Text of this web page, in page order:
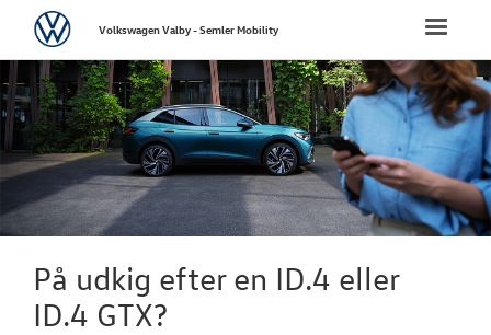
FORSIDE
NYE
Bestil
Byg din
Toggle
VolkswagenVolkswagen Valby - Semler Mobility
På udkig efter en ID.4 eller
ID.4 GTX?